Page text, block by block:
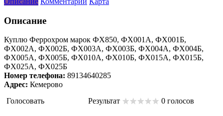
Описание
Куплю Феррохром марок ФХ850, ФХ001А, ФХ001Б,
ФХ002А, ФХ002Б, ФХ003А, ФХ003Б, ФХ004А, ФХ004Б,
ФХ005А, ФХ005Б, ФХ010А, ФХ010Б, ФХ015А, ФХ015Б,
ФХ025А, ФХ025Б
Номер телефона: 89134640285
Адрес: Кемерово
Голосовать
Результат 0 голосов